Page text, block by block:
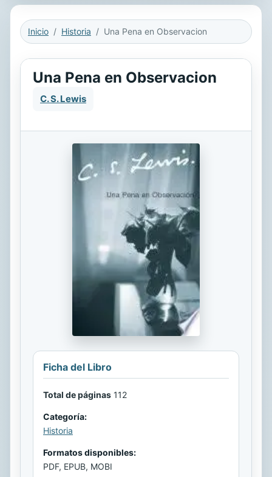
Inicio Historia Una Pena en Observacion
Una Pena en Observacion
C. S. Lewis
Ficha del Libro
Total de páginas 112
Categoría:
Historia
Formatos disponibles:
PDF, EPUB, MOBI